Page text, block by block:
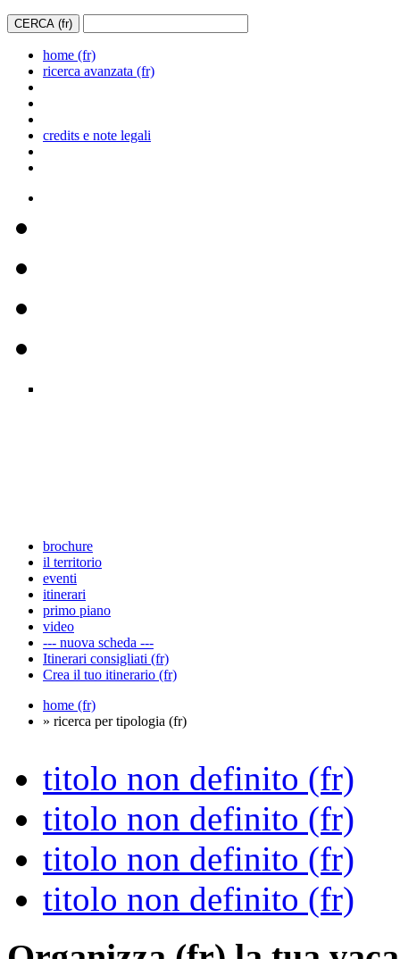
home (fr)
ricerca avanzata (fr)
credits e note legali
brochure
il territorio
eventi
itinerari
primo piano
video
--- nuova scheda ---
Itinerari consigliati (fr)
Crea il tuo itinerario (fr)
home (fr)
» ricerca per tipologia (fr)
titolo non definito (fr)
titolo non definito (fr)
titolo non definito (fr)
titolo non definito (fr)